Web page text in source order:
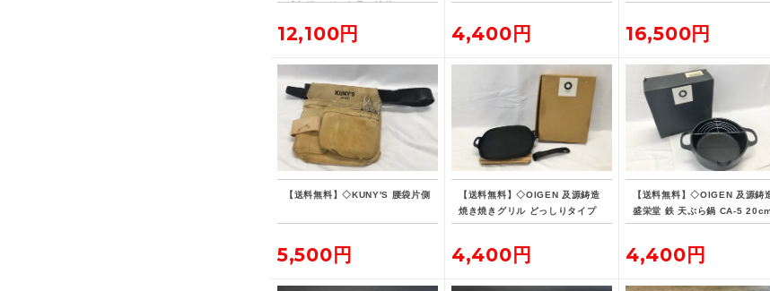
ブ 標準ノズル欠品・社外バッテ
12,100円
onal CORDURA 3WAY 604685
4,400円
E-015
16,500円
【送料無料】◇KUNY'S 腰袋片側
5,500円
【送料無料】◇OIGEN 及源鋳造
焼き焼きグリル どっしりタイプ
U-33
4,400円
【送料無料】◇OIGEN 及源鋳
盛栄堂 鉄 天ぷら鍋 CA-5
4,400円